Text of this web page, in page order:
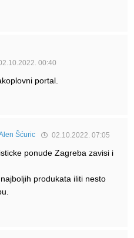
00:40
portal.
Šćuric 02.10.2022. 07:05
ponude Zagreba zavisi i
produkata iliti nesto